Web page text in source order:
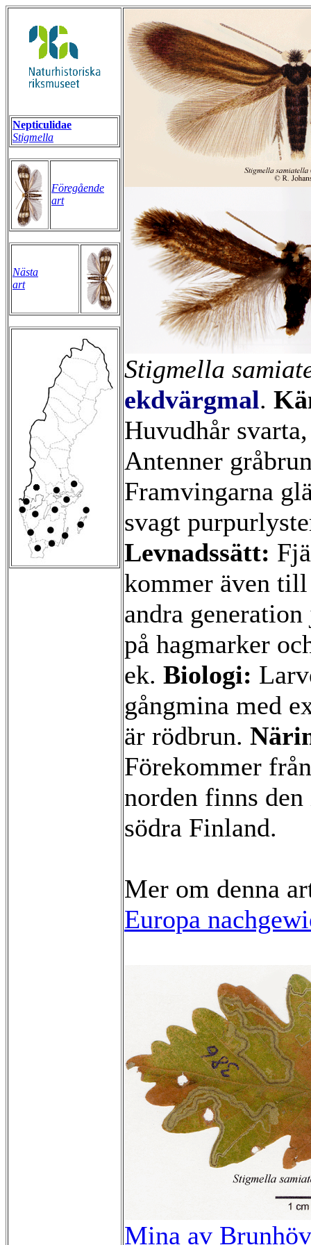
Nepticulidae
Stigmella
Föregående
art
Nästa
art
Stigmella
ekdvärgmal.
Huvudhår
Antenner
Framvingarna
svagt
Levnadssätt:
kommer även
andra
på hagmarker
ek. Biologi:
gångmina med
är rödbrun.
Förekommer
norden finns
södra Finland.
Mer om denna
Europa
Mina av